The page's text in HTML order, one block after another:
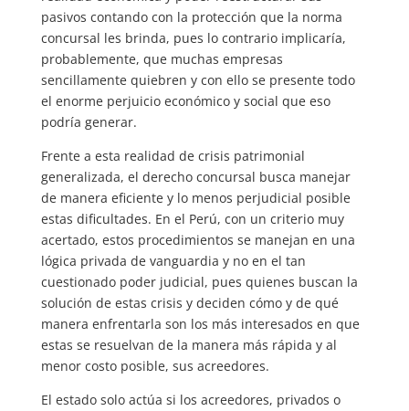
pasivos contando con la protección que la norma
concursal les brinda, pues lo contrario implicaría,
probablemente, que muchas empresas
sencillamente quiebren y con ello se presente todo
el enorme perjuicio económico y social que eso
podría generar.
Frente a esta realidad de crisis patrimonial
generalizada, el derecho concursal busca manejar
de manera eficiente y lo menos perjudicial posible
estas dificultades. En el Perú, con un criterio muy
acertado, estos procedimientos se manejan en una
lógica privada de vanguardia y no en el tan
cuestionado poder judicial, pues quienes buscan la
solución de estas crisis y deciden cómo y de qué
manera enfrentarla son los más interesados en que
estas se resuelvan de la manera más rápida y al
menor costo posible, sus acreedores.
El estado solo actúa si los acreedores, privados o